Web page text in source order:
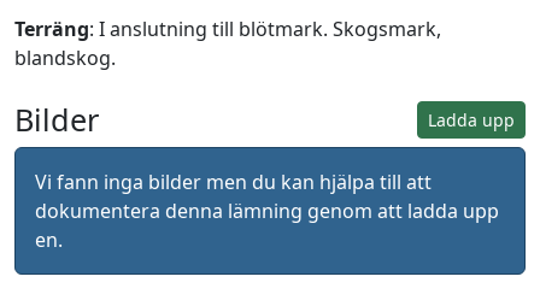
Terräng: I anslutning till blötmark. Skogsmark,
blandskog.
Ladda upp
Bilder
Vi fann inga bilder men du kan hjälpa till att
dokumentera denna lämning genom att ladda upp
en.